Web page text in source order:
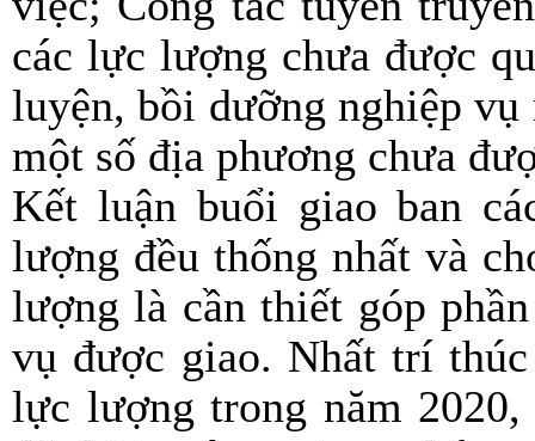
các lực lượng chưa được
luyện, bồi dưỡng nghiệp
một số địa phương chưa
Kết luận buổi giao ban
lượng đều thống nhất và
lượng là cần thiết góp
vụ được giao. Nhất trí
lực lượng trong năm